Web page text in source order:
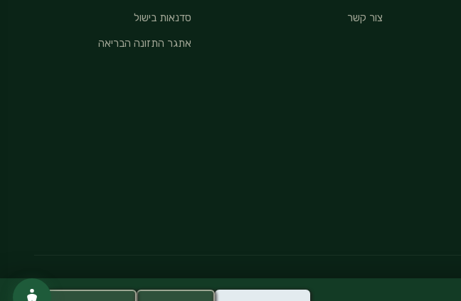
צור קשר
סדנאות בישול
אתגר התזונה הבריאה
מדיניות פרטיות